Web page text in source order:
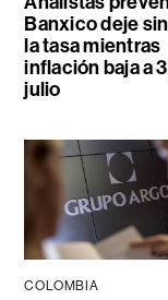
Banxico deje
la tasa mientras
inflación baja a
julio
COLOMBIA